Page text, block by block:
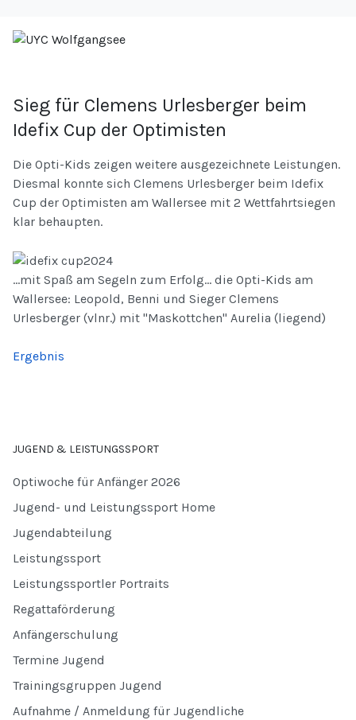
Sieg für Clemens Urlesberger beim
Idefix Cup der Optimisten
Die Opti-Kids zeigen weitere ausgezeichnete Leistungen.
Diesmal konnte sich Clemens Urlesberger beim Idefix
Cup der Optimisten am Wallersee mit 2 Wettfahrtsiegen
klar behaupten.
...mit Spaß am Segeln zum Erfolg... die Opti-Kids am
Wallersee: Leopold, Benni und Sieger Clemens
Urlesberger (vlnr.) mit "Maskottchen" Aurelia (liegend)
Ergebnis
JUGEND & LEISTUNGSSPORT
Optiwoche für Anfänger 2026
Jugend- und Leistungssport Home
Jugendabteilung
Leistungssport
Leistungssportler Portraits
Regattaförderung
Anfängerschulung
Termine Jugend
Trainingsgruppen Jugend
Aufnahme / Anmeldung für Jugendliche